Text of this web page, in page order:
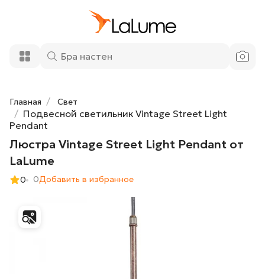
Главная Свет
Подвесной светильник Vintage Street Light
Pendant
Люстра Vintage Street Light Pendant от
LaLume
0 0Добавить в избранное